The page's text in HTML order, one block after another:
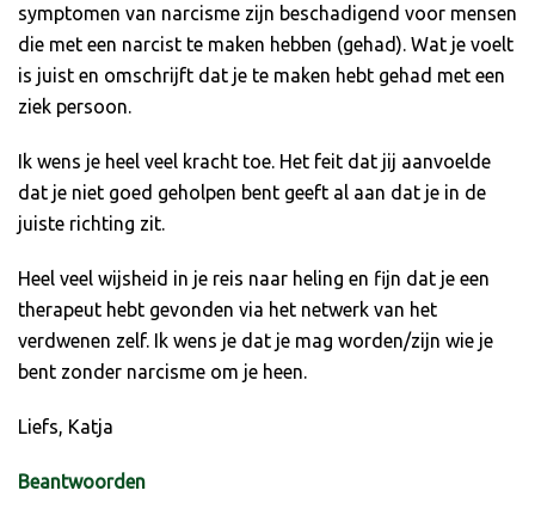
symptomen van narcisme zijn beschadigend voor mensen
die met een narcist te maken hebben (gehad). Wat je voelt
is juist en omschrijft dat je te maken hebt gehad met een
ziek persoon.
Ik wens je heel veel kracht toe. Het feit dat jij aanvoelde
dat je niet goed geholpen bent geeft al aan dat je in de
juiste richting zit.
Heel veel wijsheid in je reis naar heling en fijn dat je een
therapeut hebt gevonden via het netwerk van het
verdwenen zelf. Ik wens je dat je mag worden/zijn wie je
bent zonder narcisme om je heen.
Liefs, Katja
Beantwoorden